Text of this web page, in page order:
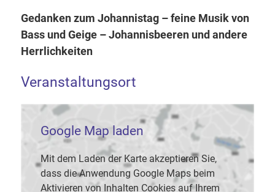
Gedanken zum Johannistag – feine Musik von
Bass und Geige – Johannisbeeren und andere
Herrlichkeiten
Veranstaltungsort
Google Map laden
Mit dem Laden der Karte akzeptieren Sie,
dass die Anwendung Google Maps beim
Aktivieren von Inhalten Cookies auf Ihrem